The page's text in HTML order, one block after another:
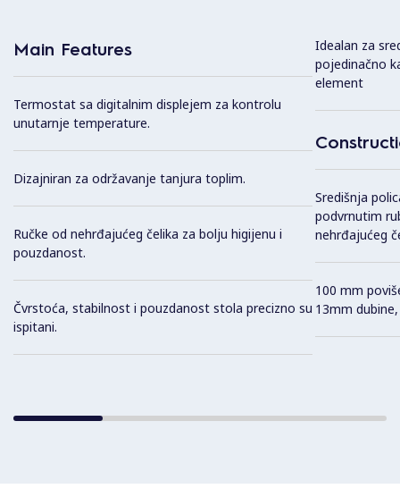
Main Features
Termostat sa digitalnim displejem za kontrolu
unutarnje temperature.
Dizajniran za održavanje tanjura toplim.
Ručke od nehrđajućeg čelika za bolju higijenu i
pouzdanost.
Čvrstoća, stabilnost i pouzdanost stola precizno su
ispitani.
Idealan za
pojedinačno
element
Središnja
podvrnutim
nehrđajućeg
100 mm
13mm